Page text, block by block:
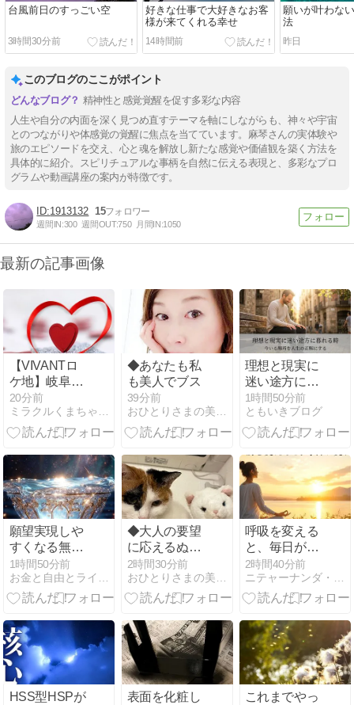
台風前日のすっごい空
3時間30分前
好きな仕事で大好きなお客
様が来てくれる幸せ
14時間前
願いが叶わな
法
昨日
このブログのここがポイント
精神性と感覚覚醒を促す多彩な内容
人生や自分の内面を深く見つめ直すテーマを軸にしながらも、神々や宇宙
とのつながりや体感覚の覚醒に焦点を当てています。麻琴さんの実体験や
旅のエピソードを交え、心と魂を解放し新たな感覚や価値観を築く方法を
具体的に紹介。スピリチュアルな事柄を自然に伝える表現と、多彩なプロ
グラムや動画講座の案内が特徴です。
1913132 15
週間IN:300 週間OUT:750 月間IN:1050
最新の記事画像
【VIVANTロ
ケ地】岐阜県
庁1階ホワイ
エへの行き方
｜岐阜駅・西
羽島駅からの
アクセス
20分前
ミラクルくまちゃん一途な思い
◆あなたも私
も美人でブス
39分前
おひとりさまの美しく楽しいシンプルライフ
理想と現実に
迷い途方に暮
れる時｜今い
る場所を人生
の正解にする
1時間50分前
ともいきブログ
願望実現しや
すくなる無料
エネルギー画
像配布
1時間50分前
◆大人の要望
に応えるぬい
ぐるみが欲し
い
2時間30分前
呼吸を変える
と、毎日が変
わる ―ヨーガ
が大切にして
きた「呼吸」
2時間40分前
HSS型HSPが
表面を化粧し
これまでやっ